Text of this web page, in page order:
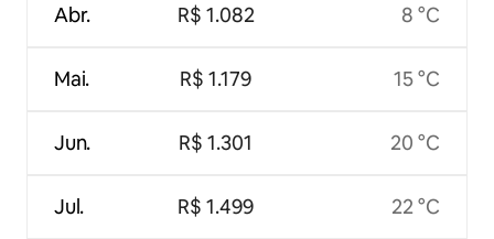
Abr.
Mai.
Jun.
Jul.
R$ 1.082
R$ 1.179
R$ 1.301
R$ 1.499
8 °C
15 °C
20 °C
22 °C